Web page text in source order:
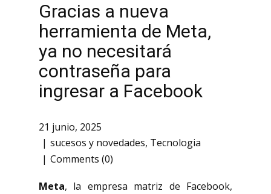
Gracias a nueva
herramienta de Meta,
ya no necesitará
contraseña para
ingresar a Facebook
21 junio, 2025
sucesos y novedades, Tecnologia
Comments (0)
Meta, la empresa matriz de Facebook,